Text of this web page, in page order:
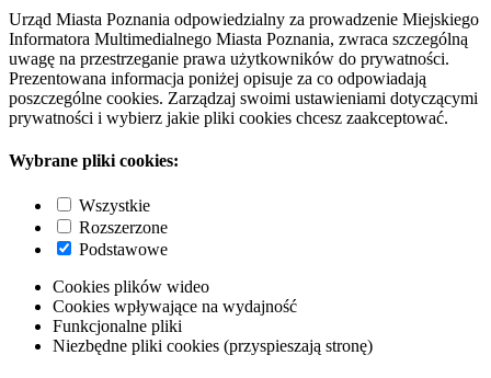
Urząd Miasta Poznania odpowiedzialny za prowadzenie Miejskiego
Informatora Multimedialnego Miasta Poznania, zwraca szczególną
uwagę na przestrzeganie prawa użytkowników do prywatności.
Prezentowana informacja poniżej opisuje za co odpowiadają
poszczególne cookies. Zarządzaj swoimi ustawieniami dotyczącymi
prywatności i wybierz jakie pliki cookies chcesz zaakceptować.
Wybrane pliki cookies:
Wszystkie
Rozszerzone
Podstawowe
Cookies plików wideo
Cookies wpływające na wydajność
Funkcjonalne pliki
Niezbędne pliki cookies (przyspieszają stronę)